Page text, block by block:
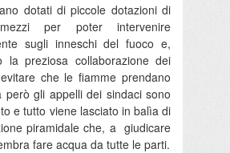
dotati di piccole dotazioni di
per poter intervenire
sugli inneschi del fuoco e,
la preziosa collaborazione dei
che le fiamme prendano
però gli appelli dei sindaci sono
e tutto viene lasciato in balìa di
piramidale che, a giudicare
fare acqua da tutte le parti.